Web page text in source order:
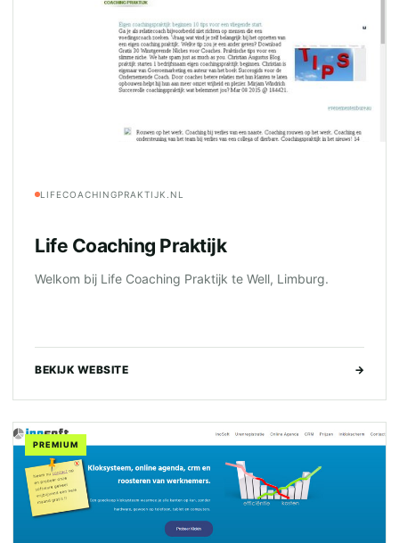
LIFECOACHINGPRAKTIJK.NL
Life Coaching Praktijk
Welkom bij Life Coaching Praktijk te Well, Limburg.
BEKIJK WEBSITE →
PREMIUM